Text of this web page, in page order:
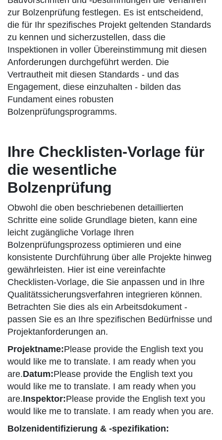
zur Bolzenprüfung festlegen. Es ist entscheidend,
die für Ihr spezifisches Projekt geltenden Standards
zu kennen und sicherzustellen, dass die
Inspektionen in voller Übereinstimmung mit diesen
Anforderungen durchgeführt werden. Die
Vertrautheit mit diesen Standards - und das
Engagement, diese einzuhalten - bilden das
Fundament eines robusten
Bolzenprüfungsprogramms.
Ihre Checklisten-Vorlage für
die wesentliche
Bolzenprüfung
Obwohl die oben beschriebenen detaillierten
Schritte eine solide Grundlage bieten, kann eine
leicht zugängliche Vorlage Ihren
Bolzenprüfungsprozess optimieren und eine
konsistente Durchführung über alle Projekte hinweg
gewährleisten. Hier ist eine vereinfachte
Checklisten-Vorlage, die Sie anpassen und in Ihre
Qualitätssicherungsverfahren integrieren können.
Betrachten Sie dies als ein Arbeitsdokument -
passen Sie es an Ihre spezifischen Bedürfnisse und
Projektanforderungen an.
Projektname:Please provide the English text you
would like me to translate. I am ready when you
are.Datum:Please provide the English text you
would like me to translate. I am ready when you
are.Inspektor:Please provide the English text you
would like me to translate. I am ready when you are.
Bolzenidentifizierung & -spezifikation: